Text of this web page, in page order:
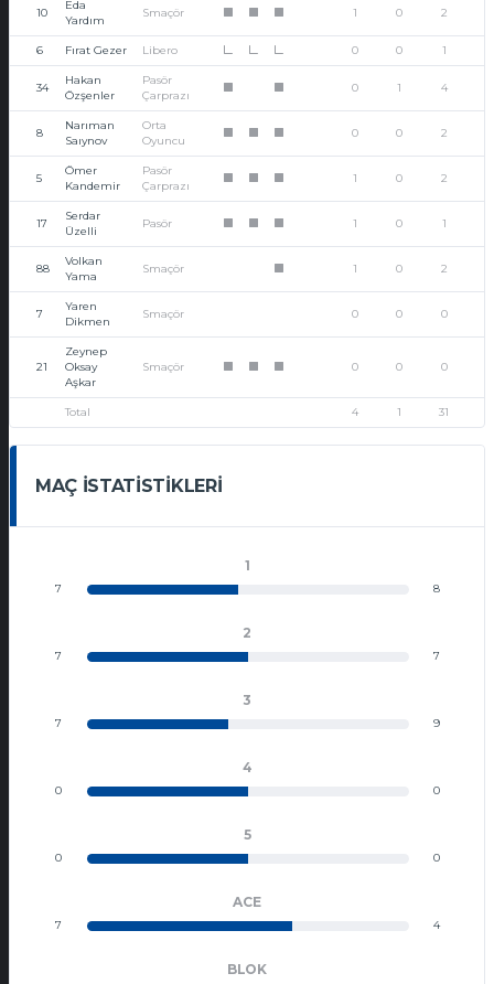
10
Eda
Yardım
Smaçör 1 0 2
6 Fırat Gezer Libero L L L 0 0 1
34
Hakan
Özşenler
Pasör
Çarprazı
0 1 4
8
Narıman
Saıynov
Orta
Oyuncu
0 0 2
5
Ömer
Kandemir
Pasör
Çarprazı
1 0 2
17
Serdar
Üzelli
Pasör 1 0 1
88
Volkan
Yama
Smaçör 1 0 2
7
Yaren
Dikmen
Smaçör 0 0 0
21
Zeynep
Oksay
Aşkar
Smaçör 0 0 0
Total 4 1 31
MAÇ İSTATISTIKLERI
1
7 8
2
7 7
3
7 9
4
0 0
5
0 0
ACE
7 4
BLOK